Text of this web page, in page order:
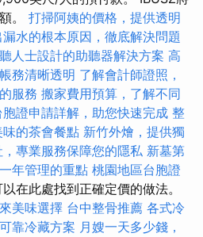
。 打掃阿姨的價格，提供透明
水的根本原因，徹底解決問題
人士設計的助聽器解決方案 高
務清晰透明 了解會計師證照，
服務 搬家費用預算，了解不同
證申請詳解，助您快速完成 整
的茶會餐點 新竹外燴，提供獨
專業服務保障您的隱私 新墓第
年管理的重點 桃園地區台胞證
在此處找到正確定價的做法。
美味選擇 台中整骨推薦 各式冷
靠冷藏方案 月嫂一天多少錢，